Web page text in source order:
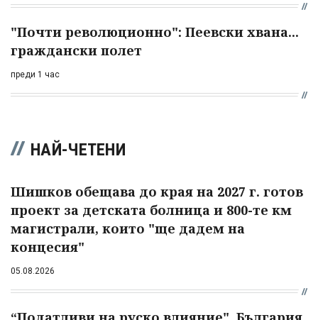
"Почти революционно": Пеевски хвана...
граждански полет
преди 1 час
НАЙ-ЧЕТЕНИ
Шишков обещава до края на 2027 г. готов
проект за детската болница и 800-те км
магистрали, които "ще дадем на
концесия"
05.08.2026